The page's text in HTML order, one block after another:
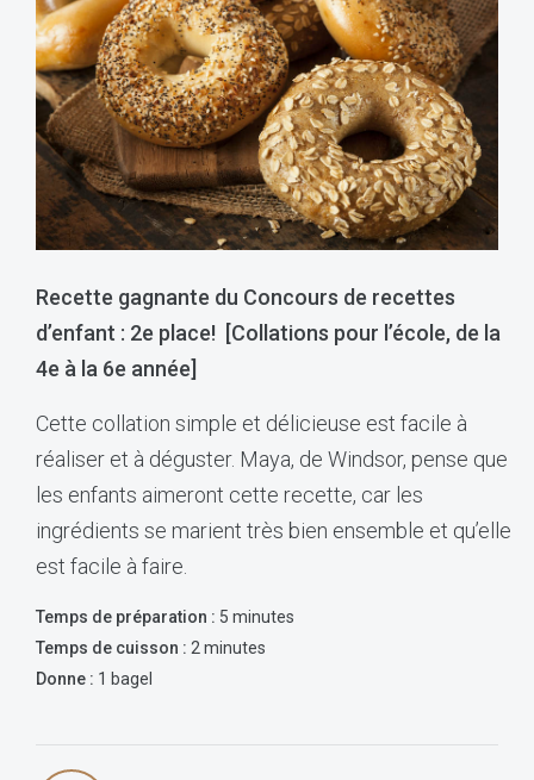
Recette gagnante du Concours de recettes
d’enfant : 2e place! [Collations pour l’école, de la
4e à la 6e année]
Cette collation simple et délicieuse est facile à
réaliser et à déguster. Maya, de Windsor, pense que
les enfants aimeront cette recette, car les
ingrédients se marient très bien ensemble et qu’elle
est facile à faire.
Temps de préparation : 5 minutes
Temps de cuisson : 2 minutes
Donne : 1 bagel